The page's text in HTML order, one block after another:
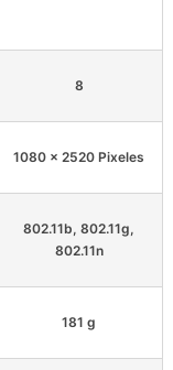
8
1080 x 2520 Pixeles
802.11b, 802.11g,
802.11n
181 g